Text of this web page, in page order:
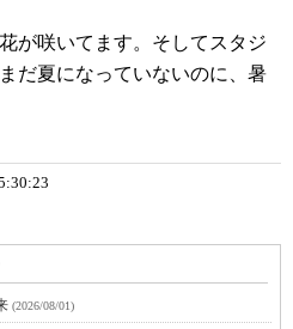
が咲いてます。そしてスタジ
だ夏になっていないのに、暑
(2026/08/01)